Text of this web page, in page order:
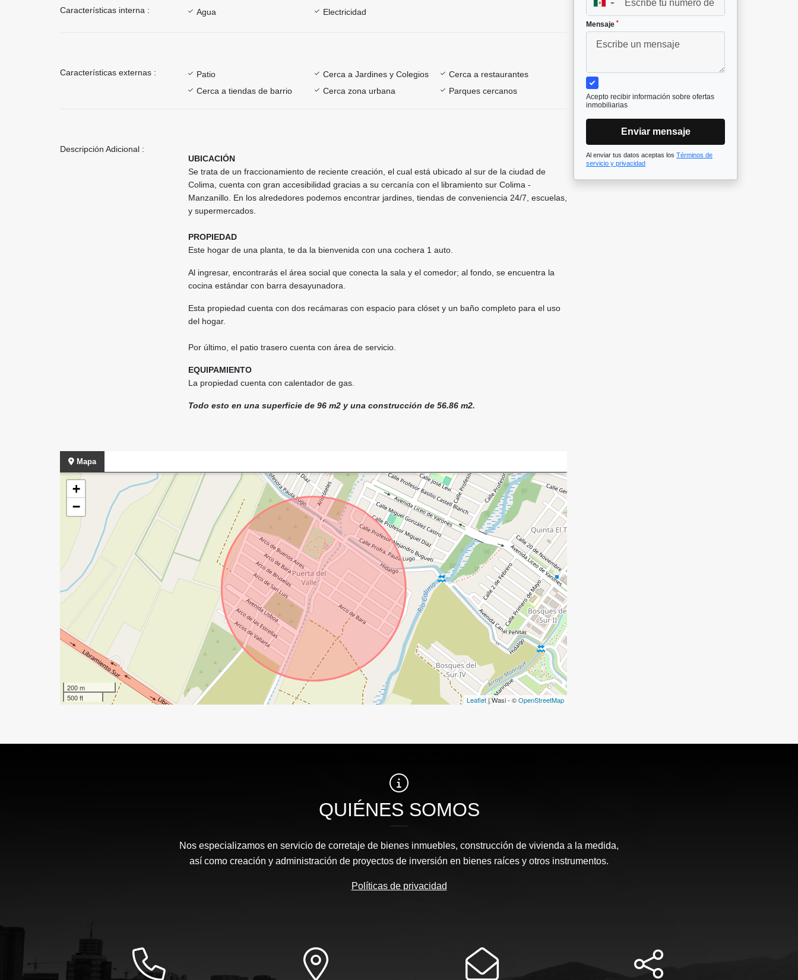
Características interna : Agua Electricidad
Características externas : Patio Cerca a Jardines y Colegios
Cerca a restaurantes
Cerca a tiendas de barrio
Cerca zona urbana Parques cercanos
Descripción Adicional :
UBICACIÓN
Se trata de un fraccionamiento de reciente creación, el cual está ubicado al sur de la ciudad de
Colima, cuenta con gran accesibilidad gracias a su cercanía con el libramiento sur Colima -
Manzanillo. En los alrededores podemos encontrar jardines, tiendas de conveniencia 24/7, escuelas,
y supermercados.
PROPIEDAD
Este hogar de una planta, te da la bienvenida con una cochera 1 auto.
Al ingresar, encontrarás el área social que conecta la sala y el comedor; al fondo, se encuentra la
cocina estándar con barra desayunadora.
Esta propiedad cuenta con dos recámaras con espacio para clóset y un baño completo para el uso
del hogar.
Por último, el patio trasero cuenta con área de servicio.
EQUIPAMIENTO
La propiedad cuenta con calentador de gas.
Todo esto en una superficie de 96 m2 y una construcción de 56.86 m2.
Mapa
+
−
200 m
500 ft
Leaflet | Wasi - ©OpenStreetMap
▼
Mensaje *
Acepto recibir información sobre ofertas
inmobiliarias
Enviar mensaje
Al enviar tus datos aceptas los Términos de
servicio y privacidad
QUIÉNES SOMOS
Nos especializamos en servicio de corretaje de bienes inmuebles, construcción de vivienda a la medida,
así como creación y administración de proyectos de inversión en bienes raíces y otros instrumentos.
Políticas de privacidad